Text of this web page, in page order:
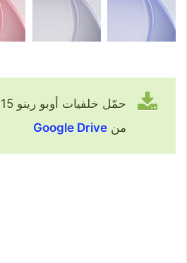
من Google Drive